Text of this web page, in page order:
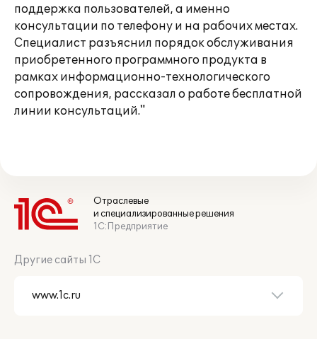
поддержка пользователей, а именно
консультации по телефону и на рабочих местах.
Специалист разъяснил порядок обслуживания
приобретенного программного продукта в
рамках информационно-технологического
сопровождения, рассказал о работе бесплатной
линии консультаций."
Отраслевые
и специализированные решения
1С:Предприятие
Другие сайты 1С